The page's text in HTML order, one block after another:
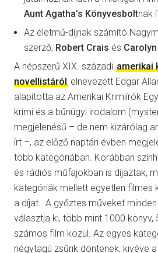
Aunt Agatha’s Könyvesboltnak
Az életmű-díjnak számító
szerző, Robert Crais és
A népszerű XIX. századi amerikai
novellistáról elnevezett Edgar
alapította az Amerikai Krimiírók
krimi és a bűnügyi irodalom
megjelenésű – de nem kizárólag
írt –, az előző naptári évben
több kategóriában. Korábban
és rádiós műfajokban is díjaztak,
kategóriák mellett egyetlen filmes
a díjat. A győztes műveket
választja ki, több mint 1000 könyv,
számos film közül. Az egyes
négytagú zsűrik döntenek, kivéve